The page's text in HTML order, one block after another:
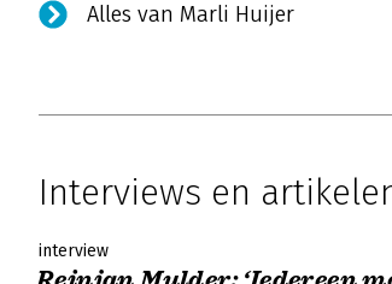
Alles van Marli Huijer
Interviews en
interview